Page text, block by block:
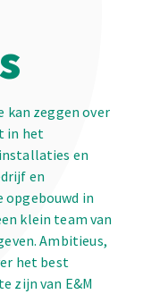
kan zeggen over
in het
en
en
opgebouwd in
klein team van
Ambitieus,
het best
zijn van E&M